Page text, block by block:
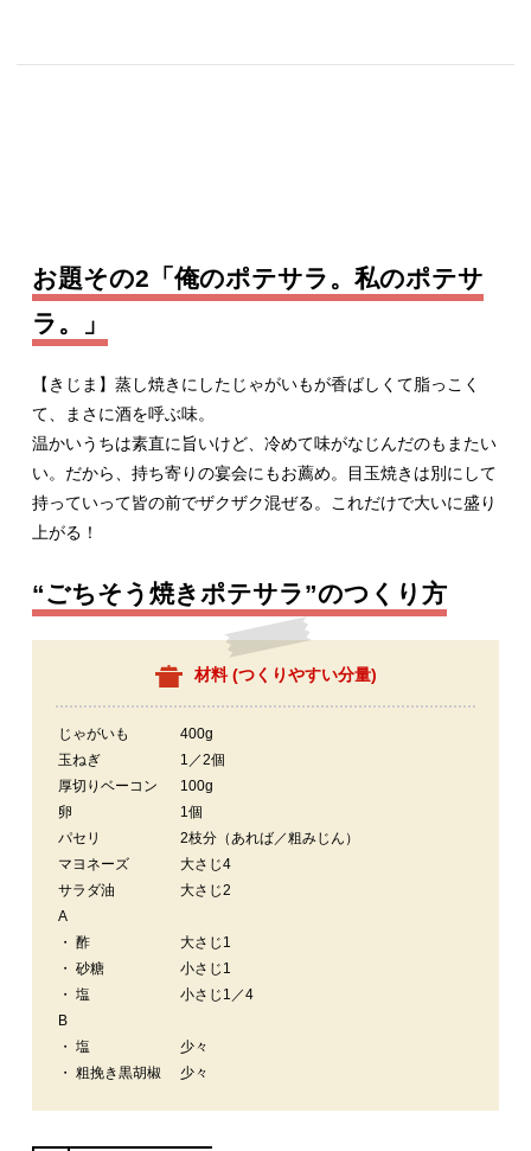
お題その2「俺のポテサラ。私のポテサ
ラ。」
【きじま】蒸し焼きにしたじゃがいもが香ばしくて脂っこく
て、まさに酒を呼ぶ味。
温かいうちは素直に旨いけど、冷めて味がなじんだのもまたい
い。だから、持ち寄りの宴会にもお薦め。目玉焼きは別にして
持っていって皆の前でザクザク混ぜる。これだけで大いに盛り
上がる！
“ごちそう焼きポテサラ”のつくり方
材料 (つくりやすい分量)
じゃがいも
400g
玉ねぎ
1／2個
厚切りベーコン
100g
卵
1個
パセリ
2枝分（あれば／粗みじん）
マヨネーズ
大さじ4
サラダ油
大さじ2
A
・ 酢
大さじ1
・ 砂糖
小さじ1
・ 塩
小さじ1／4
B
・ 塩
少々
・ 粗挽き黒胡椒
少々